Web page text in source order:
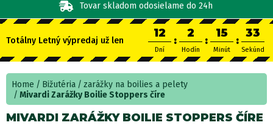
Tovar skladom odosielame do 24h
Totálny Letný výpredaj už len
12
Dní
:
2
Hodín
:
15
Minút
:
33
Sekúnd
Home Bižutéria
zarážky na boilies a pelety
Mivardi Zarážky Boilie Stoppers číre
MIVARDI ZARÁŽKY BOILIE STOPPERS ČÍRE